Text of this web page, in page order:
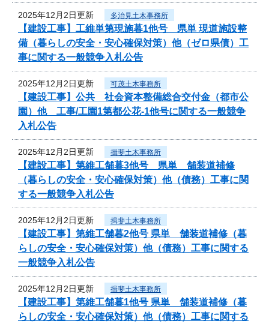
2025年12月2日更新 多治見土木事務所
【建設工事】工維単第現施暮1他号 県単 現道施設整
備（暮らしの安全・安心確保対策）他（ゼロ県債）工
事に関する一般競争入札公告
2025年12月2日更新 可茂土木事務所
【建設工事】公共 社会資本整備総合交付金（都市公
園）他 工事/工園1第都公花-1他号に関する一般競争
入札公告
2025年12月2日更新 揖斐土木事務所
【建設工事】第維工舗暮3他号 県単 舗装道補修
（暮らしの安全・安心確保対策）他（債務）工事に関
する一般競争入札公告
2025年12月2日更新 揖斐土木事務所
【建設工事】第維工舗暮2他号 県単 舗装道補修（暮
らしの安全・安心確保対策）他（債務）工事に関する
一般競争入札公告
2025年12月2日更新 揖斐土木事務所
【建設工事】第維工舗暮1他号 県単 舗装道補修（暮
らしの安全・安心確保対策）他（債務）工事に関する